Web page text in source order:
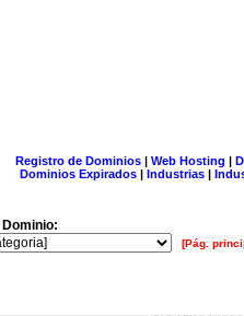
Registro de Dominios| Web Hosting |
Dominios Expirados | Industrias |
[Pág.